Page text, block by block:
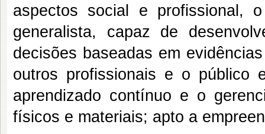
aspectos social e profissional,
generalista, capaz de
decisões baseadas em
outros profissionais e o público
aprendizado contínuo e o
físicos e materiais; apto a